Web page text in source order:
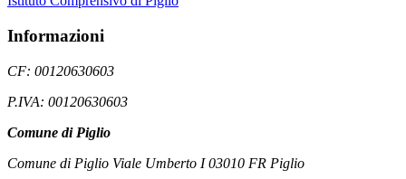
Informazioni
CF: 00120630603
P.IVA: 00120630603
Comune di Piglio
Comune di Piglio Viale Umberto I 03010 FR Piglio